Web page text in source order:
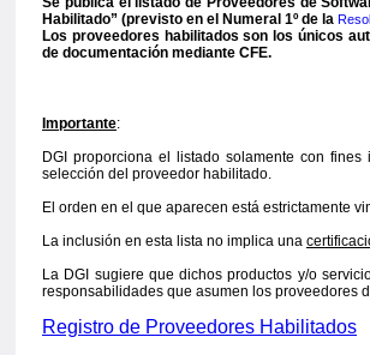
Habilitado” (previsto en el Numeral 1º de la
Los proveedores habilitados son los únicos
de documentación mediante CFE.
Importante:
DGI proporciona el listado solamente con
selección del proveedor habilitado.
El orden en el que aparecen está estrictamente
La inclusión en esta lista no implica una
La DGI sugiere que dichos productos y/o
responsabilidades que asumen los proveedores
Registro de Proveedores Habilitados